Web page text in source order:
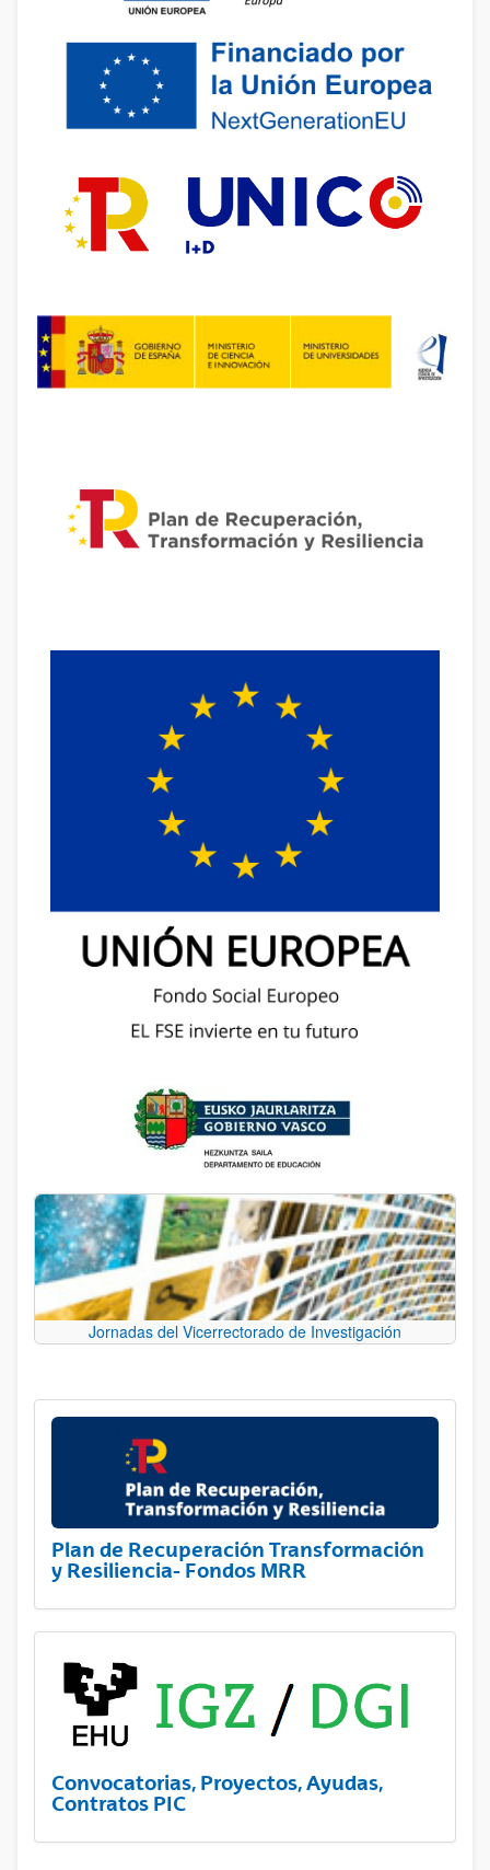
Jornadas del Vicerrectorado de Investigación
Plan de Recuperación Transformación
y Resiliencia- Fondos MRR
Convocatorias, Proyectos, Ayudas,
Contratos PIC